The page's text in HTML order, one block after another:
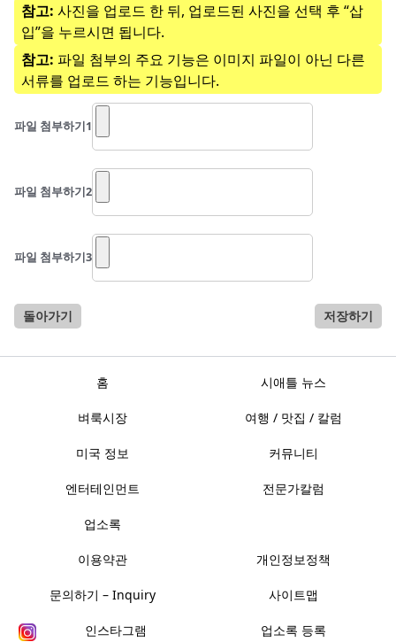
참고: 사진을 업로드 한 뒤, 업로드된 사진을 선택 후 “삽
입”을 누르시면 됩니다.
참고: 파일 첨부의 주요 기능은 이미지 파일이 아닌 다른
서류를 업로드 하는 기능입니다.
파일 첨부하기1
파일 첨부하기2
파일 첨부하기3
돌아가기 저장하기
홈 시애틀 뉴스
벼룩시장 여행 / 맛집 / 칼럼
미국 정보 커뮤니티
엔터테인먼트 전문가칼럼
업소록
이용약관 개인정보정책
문의하기 – Inquiry 사이트맵
인스타그램 업소록 등록